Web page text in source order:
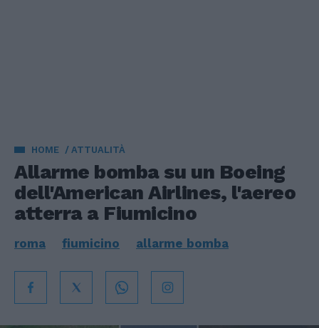
HOME ATTUALITÀ
Allarme bomba su un Boeing
dell'American Airlines, l'aereo
atterra a Fiumicino
roma fiumicino allarme bomba